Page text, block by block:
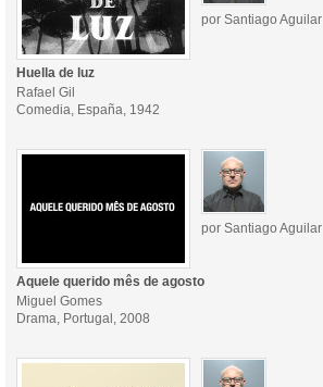
por Santiago Aguilar
Huella de luz
Rafael Gil
Comedia, España, 1942
por Santiago Aguilar
Aquele querido mês de agosto
Miguel Gomes
Drama, Portugal, 2008